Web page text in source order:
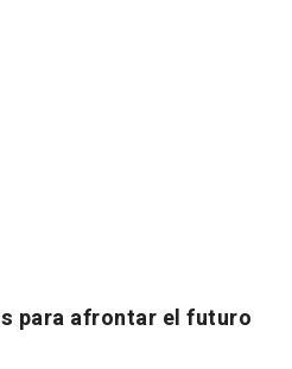
para afrontar el futuro